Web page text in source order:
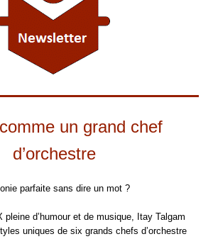
un grand chef
d’orchestre
parfaite sans dire un mot ?
pleine d’humour et de musique, Itay Talgam
uniques de six grands chefs d’orchestre